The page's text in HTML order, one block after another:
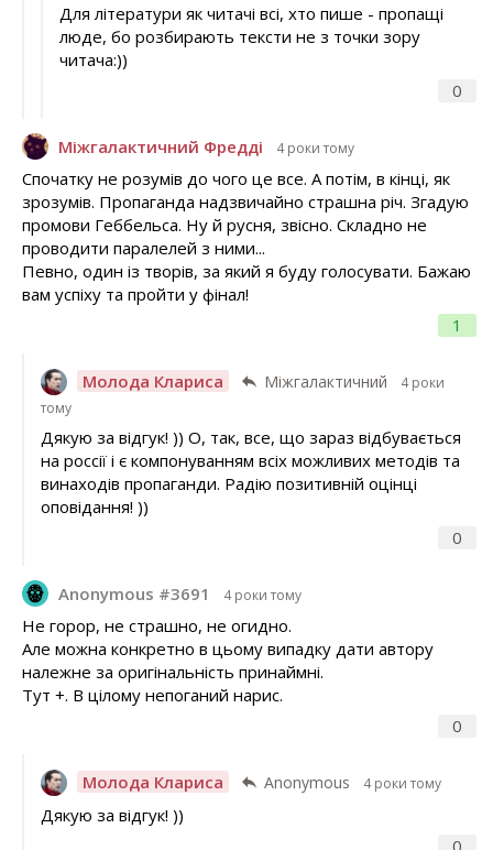
0
Для літератури як читачі всі, хто пише - пропащі
люде, бо розбирають тексти не з точки зору
читача:))
Міжгалактичний Фредді 4 роки тому
1
Спочатку не розумів до чого це все. А потім, в кінці, як
зрозумів. Пропаганда надзвичайно страшна річ. Згадую
промови Геббельса. Ну й русня, звісно. Складно не
проводити паралелей з ними...
Певно, один із творів, за який я буду голосувати. Бажаю
вам успіху та пройти у фінал!
Молода Клариса Міжгалактичний
4 роки
тому
0
Дякую за відгук! )) О, так, все, що зараз відбувається
на россії і є компонуванням всіх можливих методів та
винаходів пропаганди. Радію позитивній оцінці
оповідання! ))
Anonymous #3691 4 роки тому
0
Не горор, не страшно, не огидно.
Але можна конкретно в цьому випадку дати автору
належне за оригінальність принаймні.
Тут +. В цілому непоганий нарис.
Молода Клариса Anonymous 4 роки тому
0
Дякую за відгук! ))